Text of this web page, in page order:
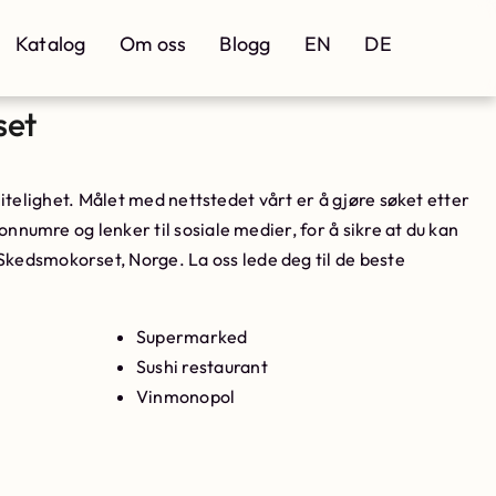
Katalog Om oss Blogg EN DE
Målet med nettstedet vårt er å gjøre søket etter
og lenker til sosiale medier, for å sikre at du kan
Norge. La oss lede deg til de beste
Supermarked
Sushi restaurant
Vinmonopol